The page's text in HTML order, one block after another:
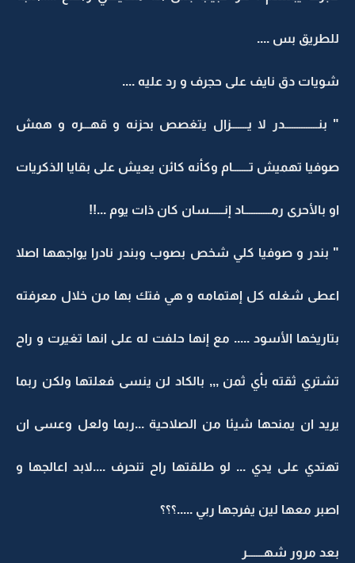
للطريق بس ....
شويات دق نايف على حجرف و رد عليه ....
" بنــــــــــــــدر لا يـــــــزال يتغصص بحزنه و قهـــره و همش
صوفيا تهميش تـــــــام وكأنه كائن يعيش على بقايا الذكريات
او بالأحرى رمـــــــــــاد إنــــــسان كان ذات يوم ...!!
" بندر و صوفيا كلي شخص بصوب وبندر نادرا يواجهها اصلا
اعطى شغله كل إهتمامه و هي فتك بها من خلال معرفته
بتاريخها الأسود ..... مع إنها حلفت له على انها تغيرت و راح
تشتري ثقته بأي ثمن ,,, بالكاد لن ينسى فعلتها ولكن ربما
يريد ان يمنحها شيئا من الصلاحية ...ربما ولعل وعسى ان
تهتدي على يدي ... لو طلقتها راح تنحرف ....لابد اعالجها و
اصبر معها لين يفرجها ربي .....؟؟؟
بعد مرور شهـــــــر